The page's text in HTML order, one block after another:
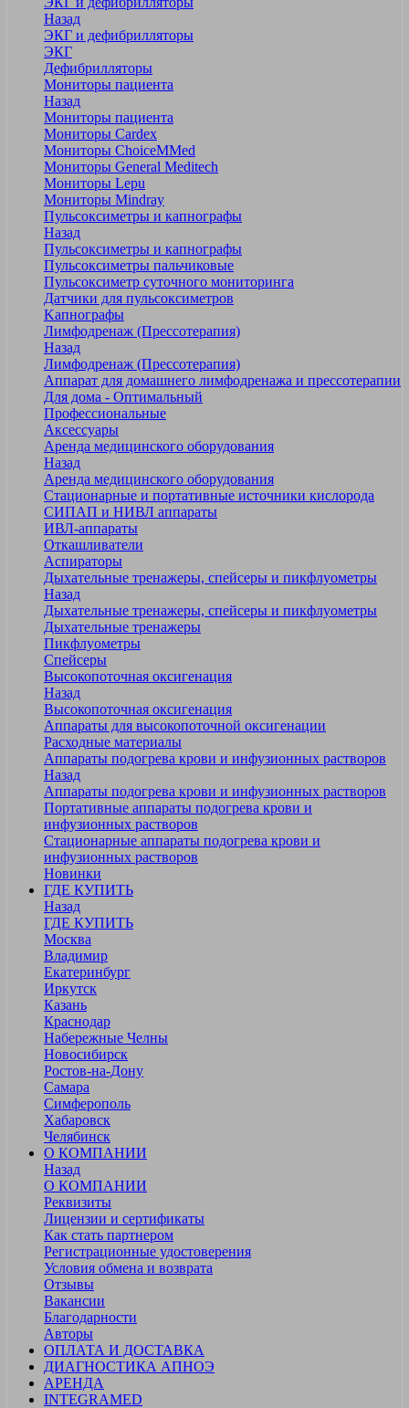
Назад
ЭКГ и дефибрилляторы
ЭКГ
Дефибрилляторы
Мониторы пациента
Назад
Мониторы пациента
Мониторы Cardex
Мониторы ChoiceMMed
Мониторы General Meditech
Мониторы Lepu
Мониторы Mindray
Пульсоксиметры и капнографы
Назад
Пульсоксиметры и капнографы
Пульсоксиметры пальчиковые
Пульсоксиметр суточного мониторинга
Датчики для пульсоксиметров
Kапнографы
Лимфодренаж (Прессотерапия)
Назад
Лимфодренаж (Прессотерапия)
Аппарат для домашнего лимфодренажа и прессотерапии
Для дома - Оптимальный
Профессиональные
Аксессуары
Аренда медицинского оборудования
Назад
Аренда медицинского оборудования
Стационарные и портативные источники кислорода
СИПАП и НИВЛ аппараты
ИВЛ-аппараты
Откашливатели
Аспираторы
Дыхательные тренажеры, спейсеры и пикфлуометры
Назад
Дыхательные тренажеры, спейсеры и пикфлуометры
Дыхательные тренажеры
Пикфлуометры
Спейсеры
Высокопоточная оксигенация
Назад
Высокопоточная оксигенация
Аппараты для высокопоточной оксигенации
Расходные материалы
Аппараты подогрева крови и инфузионных растворов
Назад
Аппараты подогрева крови и инфузионных растворов
Портативные аппараты подогрева крови и
инфузионных растворов
Стационарные аппараты подогрева крови и
инфузионных растворов
Новинки
ГДЕ КУПИТЬ
Назад
ГДЕ КУПИТЬ
Москва
Владимир
Екатеринбург
Иркутск
Казань
Краснодар
Набережные Челны
Новосибирск
Ростов-на-Дону
Самара
Симферополь
Хабаровск
Челябинск
О КОМПАНИИ
Назад
О КОМПАНИИ
Реквизиты
Лицензии и сертификаты
Как стать партнером
Регистрационные удостоверения
Условия обмена и возврата
Отзывы
Вакансии
Благодарности
Авторы
ОПЛАТА И ДОСТАВКА
ДИАГНОСТИКА АПНОЭ
АРЕНДА
INTEGRAMED